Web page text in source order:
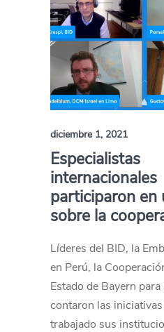
diciembre 1, 2021
Especialistas
internacionales
participaron en
sobre la
Líderes del BID, la
en Perú, la
Estado de Bayern
contaron las
trabajado sus